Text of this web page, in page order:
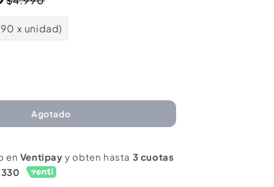
oferta
x unidad)
Agotado
en Ventipay y obten hasta 3 cuotas